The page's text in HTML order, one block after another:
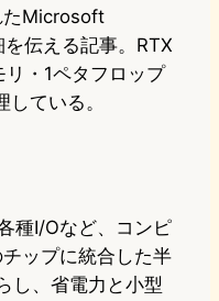
たMicrosoft
伝える記事。RTX
・1ペタフロップ
ている。
種I/Oなど、コンピ
ップに統合した半
し、省電力と小型